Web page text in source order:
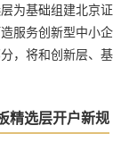
为基础组建北京证
服务创新型中小企
，将和创新层、基
精选层开户新规